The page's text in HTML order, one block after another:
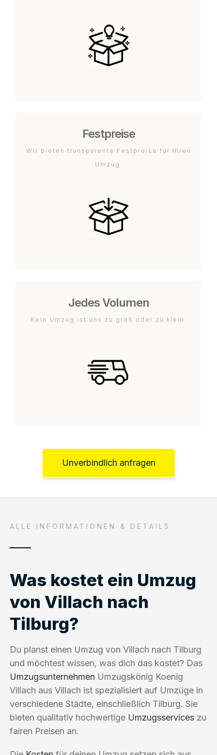
Festpreise
Wir bieten transparente Festpreise für Ihren
Umzug.
Jedes Volumen
Kein Umzug ist uns zu groß oder zu klein.
Unverbindlich anfragen
ALLE INFORMATIONEN & DETAILS
Was kostet ein Umzug
von Villach nach
Tilburg?
Du planst einen Umzug von Villach nach Tilburg
und möchtest wissen, was dich das kostet? Das
Umzugsunternehmen Umzugskönig Koenig
Villach aus Villach ist spezialisiert auf Umzüge in
verschiedene Städte, einschließlich Tilburg. Sie
bieten qualitativ hochwertige Umzugsservices zu
fairen Preisen an.